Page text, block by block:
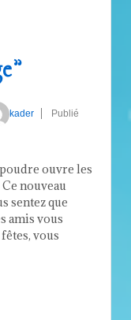
kader
Publié
ouvre les
nouveau
sentez que
amis vous
vous